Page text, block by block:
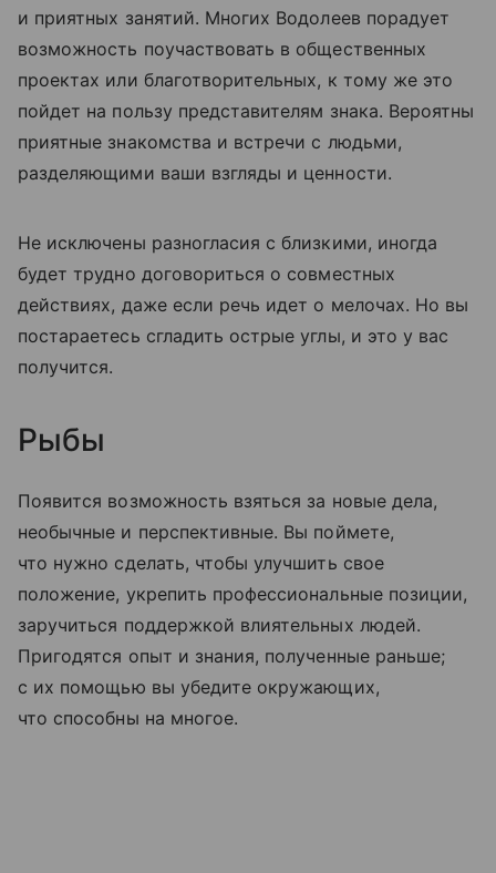
и приятных занятий. Многих Водолеев порадует
возможность поучаствовать в общественных
проектах или благотворительных, к тому же это
пойдет на пользу представителям знака. Вероятны
приятные знакомства и встречи с людьми,
разделяющими ваши взгляды и ценности.
Не исключены разногласия с близкими, иногда
будет трудно договориться о совместных
действиях, даже если речь идет о мелочах. Но вы
постараетесь сгладить острые углы, и это у вас
получится.
Рыбы
Появится возможность взяться за новые дела,
необычные и перспективные. Вы поймете,
что нужно сделать, чтобы улучшить свое
положение, укрепить профессиональные позиции,
заручиться поддержкой влиятельных людей.
Пригодятся опыт и знания, полученные раньше;
с их помощью вы убедите окружающих,
что способны на многое.